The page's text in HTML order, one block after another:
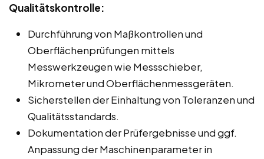
Qualitätskontrolle:
Durchführung von Maßkontrollen und
Oberflächenprüfungen mittels
Messwerkzeugen wie Messschieber,
Mikrometer und Oberflächenmessgeräten.
Sicherstellen der Einhaltung von Toleranzen und
Qualitätsstandards.
Dokumentation der Prüfergebnisse und ggf.
Anpassung der Maschinenparameter in